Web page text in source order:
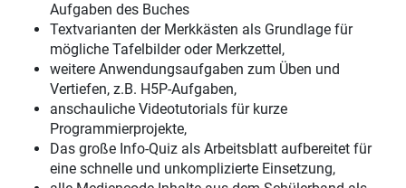
Aufgaben des Buches
Textvarianten der Merkkästen als Grundlage für
mögliche Tafelbilder oder Merkzettel,
weitere Anwendungsaufgaben zum Üben und
Vertiefen, z.B. H5P-Aufgaben,
anschauliche Videotutorials für kurze
Programmierprojekte,
Das große Info-Quiz als Arbeitsblatt aufbereitet für
eine schnelle und unkomplizierte Einsetzung,